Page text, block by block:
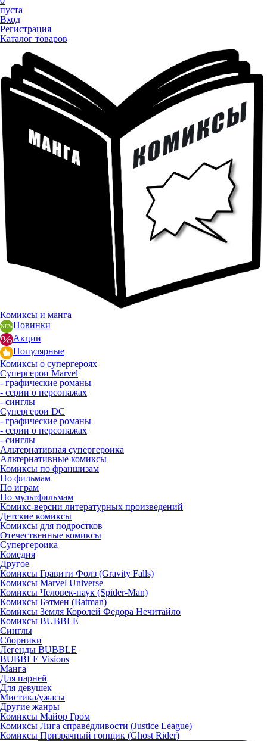
пуста
Вход
Регистрация
Каталог товаров
Комиксы и манга
Новинки
Акции
Популярные
Комиксы о супергероях
Супергерои Marvel
- графические романы
- серии о персонажах
- синглы
Супергерои DC
- графические романы
- серии о персонажах
- синглы
Альтернативная супергероика
Альтернативные комиксы
Комиксы по франшизам
По фильмам
По играм
По мультфильмам
Комикс-версии литературных произведений
Детские комиксы
Комиксы для подростков
Отечественные комиксы
Супергероика
Комедия
Другое
Комиксы Гравити Фолз (Gravity Falls)
Комиксы Marvel Universe
Комиксы Человек-паук (Spider-Man)
Комиксы Бэтмен (Batman)
Комиксы Земля Королей Федора Нечитайло
Комиксы BUBBLE
Синглы
Сборники
Легенды BUBBLE
BUBBLE Visions
Манга
Для парней
Для девушек
Мистика/ужасы
Другие жанры
Комиксы Майор Гром
Комиксы Лига справедливости (Justice League)
Комиксы Призрачный гонщик (Ghost Rider)